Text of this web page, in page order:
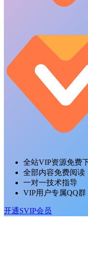
全站VIP资源免费
全部内容免费阅读
一对一技术指导
VIP用户专属QQ群
开通SVIP会员